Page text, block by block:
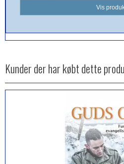
Vis
Kunder der har købt dette